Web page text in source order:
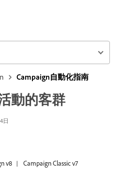
Campaign自動化指南
動的客群
日
v8 Campaign Classic v7